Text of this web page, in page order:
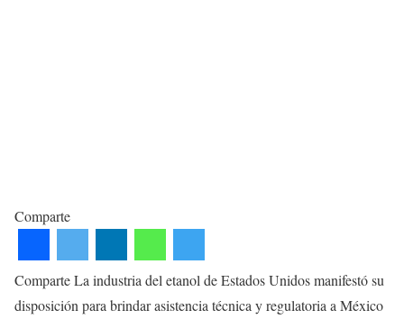
Comparte
Comparte La industria del etanol de Estados Unidos manifestó su
disposición para brindar asistencia técnica y regulatoria a México